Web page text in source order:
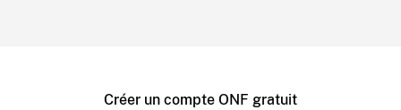
Créer un compte ONF gratuit